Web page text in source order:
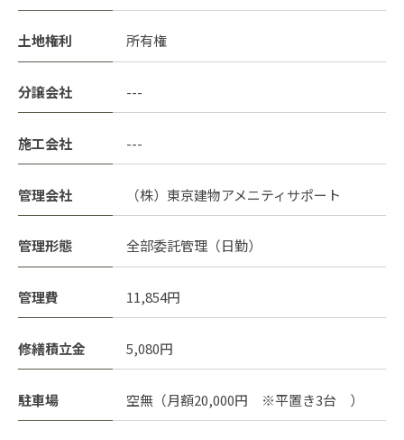
土地権利 所有権
分譲会社 ---
施工会社 ---
管理会社 （株）東京建物アメニティサポート
管理形態 全部委託管理（日勤）
管理費 11,854円
修繕積立金 5,080円
駐車場 空無（月額20,000円 ※平置き3台 ）